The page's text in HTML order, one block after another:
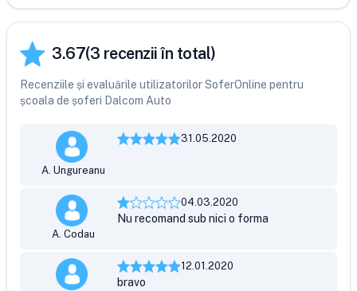
3.67(3 recenzii în total)
Recenziile și evaluările utilizatorilor SoferOnline pentru
școala de șoferi Dalcom Auto
A. Ungureanu
31.05.2020
A. Codau
04.03.2020
Nu recomand sub nici o forma
12.01.2020
bravo